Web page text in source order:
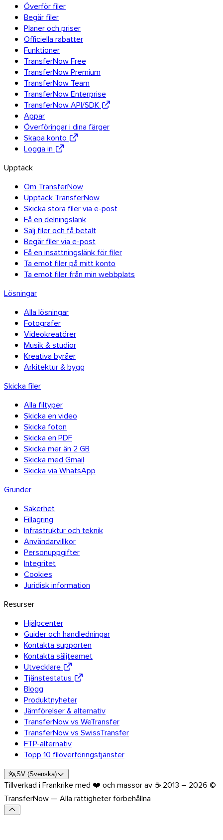
Överför filer
Begär filer
Planer och priser
Officiella rabatter
Funktioner
TransferNow Free
TransferNow Premium
TransferNow Team
TransferNow Enterprise
TransferNow API/SDK
Appar
Överföringar i dina färger
Skapa konto
Logga in
Upptäck
Om TransferNow
Upptäck TransferNow
Skicka stora filer via e-post
Få en delningslänk
Sälj filer och få betalt
Begär filer via e-post
Få en insättningslänk för filer
Ta emot filer på mitt konto
Ta emot filer från min webbplats
Lösningar
Alla lösningar
Fotografer
Videokreatörer
Musik & studior
Kreativa byråer
Arkitektur & bygg
Skicka filer
Alla filtyper
Skicka en video
Skicka foton
Skicka en PDF
Skicka mer än 2 GB
Skicka med Gmail
Skicka via WhatsApp
Grunder
Säkerhet
Fillagring
Infrastruktur och teknik
Användarvillkor
Personuppgifter
Integritet
Cookies
Juridisk information
Resurser
Hjälpcenter
Guider och handledningar
Kontakta supporten
Kontakta säljteamet
Utvecklare
Tjänstestatus
Blogg
Produktnyheter
Jämförelser & alternativ
TransferNow vs WeTransfer
TransferNow vs SwissTransfer
FTP-alternativ
Topp 10 filöverföringstjänster
SV(Svenska)
Tillverkad i Frankrike med ❤️ och massor av ☕.2013 – 2026 ©
TransferNow — Alla rättigheter förbehållna